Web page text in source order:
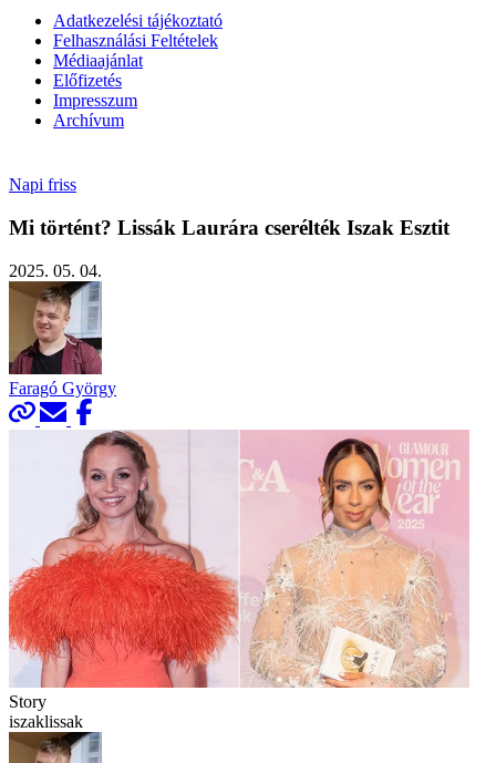
Adatkezelési tájékoztató
Felhasználási Feltételek
Médiaajánlat
Előfizetés
Impresszum
Archívum
Napi friss
Mi történt? Lissák Laurára cserélték Iszak Esztit
2025. 05. 04.
Faragó György
Story
iszaklissak